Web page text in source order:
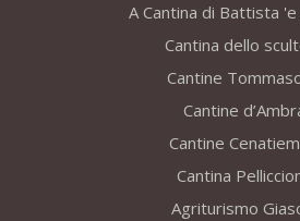
A Cantina di Battista 'e
Cantina dello
Cantine
Cantine
Cantine
Cantina
Agriturismo